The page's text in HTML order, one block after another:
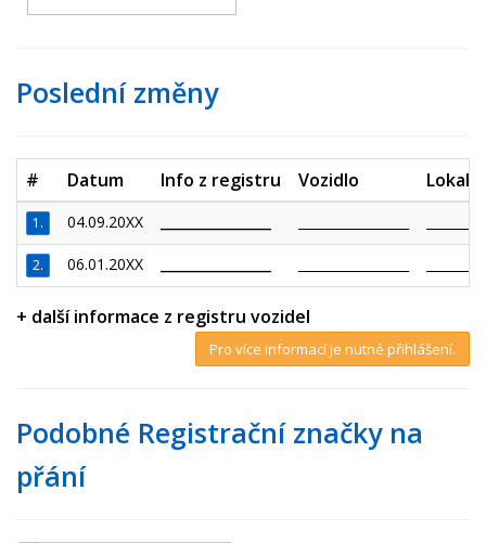
Poslední změny
# Datum Info z registru Vozidlo
1. 04.09.20XX
2. 06.01.20XX
+ další informace z registru vozidel
Pro více informací je nutné přihlášení.
Podobné Registrační značky na
přání